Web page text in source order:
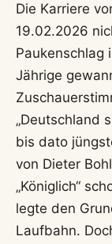
Die Karriere
19.02.2026
Paukenschlag
Jährige
„Deutschland
bis dato
von Dieter
„Königlich“
legte den
Laufbahn.